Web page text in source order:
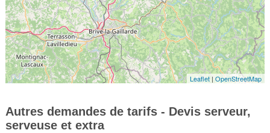
Leaflet |OpenStreetMap
Autres demandes de tarifs - Devis serveur,
serveuse et extra